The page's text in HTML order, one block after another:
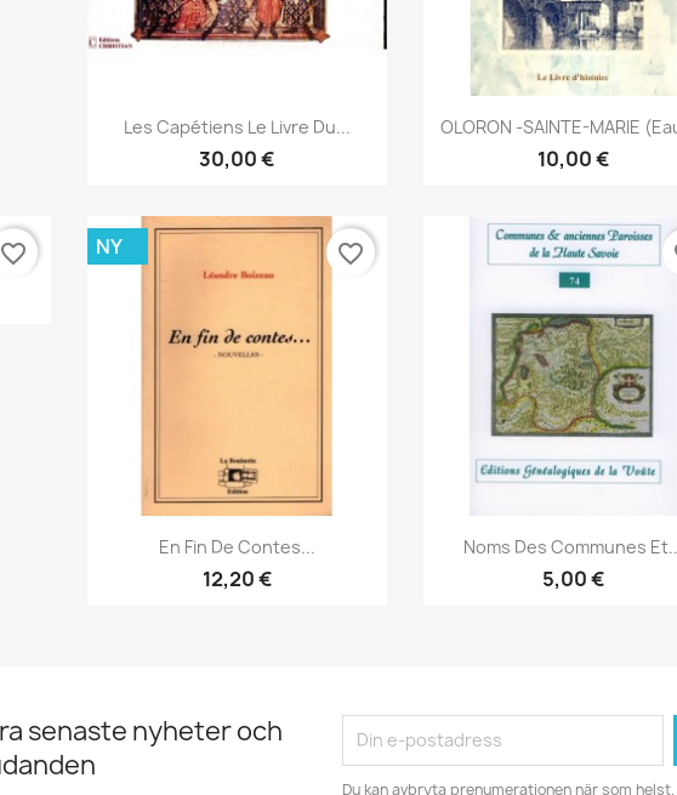
Snabbvy
Les Capétiens Le Livre Du...
30,00 €
Snabbvy
OLORON -SAINTE-MARIE
10,00 €
favorite_border
 Snabbvy
En Fin De Contes...
12,20 €
NY favorite_border
Snabbvy
Noms Des Communes
5,00 €
senaste nyheter och
Du kan avbryta prenumerationen när som